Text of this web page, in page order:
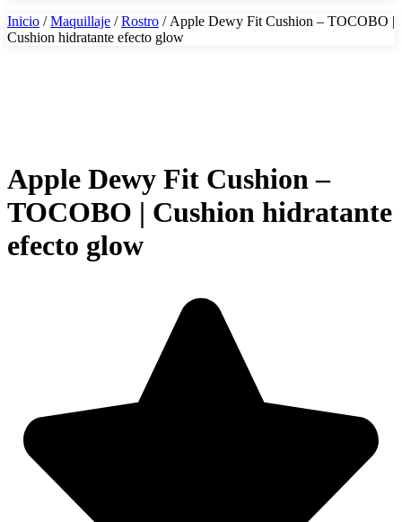
Inicio /Maquillaje /Rostro / Apple Dewy Fit Cushion – TOCOBO |
Cushion hidratante efecto glow
Apple Dewy Fit Cushion –
TOCOBO | Cushion hidratante
efecto glow